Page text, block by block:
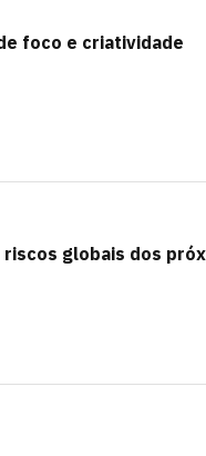
foco e criatividade
globais dos